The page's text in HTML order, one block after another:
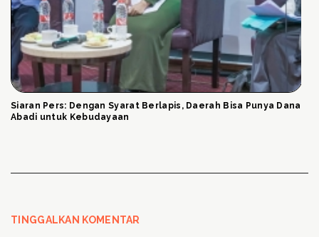
Siaran Pers: Dengan Syarat Berlapis, Daerah Bisa Punya Dana
Abadi untuk Kebudayaan
TINGGALKAN KOMENTAR